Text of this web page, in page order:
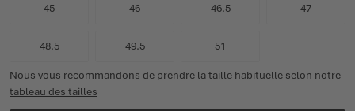
45 46 46.5 47
48.5 49.5 51
Nous vous recommandons de prendre la taille habituelle selon notre
tableau des tailles